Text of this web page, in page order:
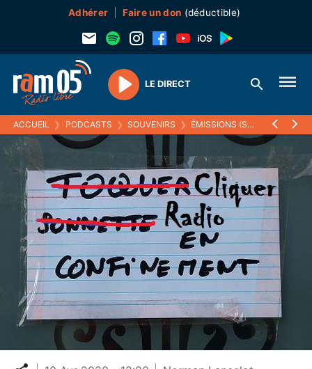
Adhérer Faire un don (déductible)
Play
LE DIRECT
ACCUEIL ❯ PODCASTS ❯ SOUVENIRS ❯ ÉMISSIONS (SOUVENIRS) ❯
Partager